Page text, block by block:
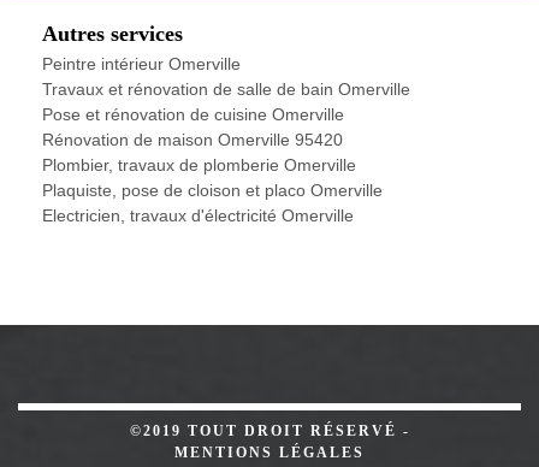
Autres services
Peintre intérieur Omerville
Travaux et rénovation de salle de bain Omerville
Pose et rénovation de cuisine Omerville
Rénovation de maison Omerville 95420
Plombier, travaux de plomberie Omerville
Plaquiste, pose de cloison et placo Omerville
Electricien, travaux d'électricité Omerville
©2019 TOUT DROIT RÉSERVÉ -
MENTIONS LÉGALES